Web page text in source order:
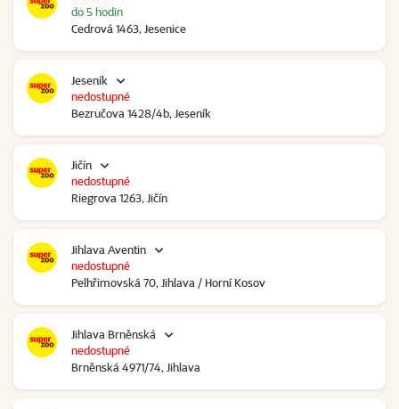
Cedrová 1463, Jesenice
do 5 hodin
Jeseník
Bezručova 1428/4b, Jeseník
nedostupné
Jičín
Riegrova 1263, Jičín
nedostupné
Jihlava Aventin
Pelhřimovská 70, Jihlava / Horní Kosov
nedostupné
Jihlava Brněnská
Brněnská 4971/74, Jihlava
nedostupné